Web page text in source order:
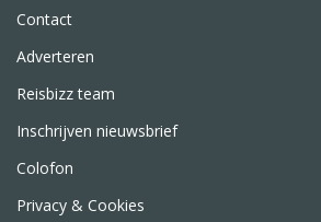
Contact
Adverteren
Reisbizz team
Inschrijven nieuwsbrief
Colofon
Privacy & Cookies